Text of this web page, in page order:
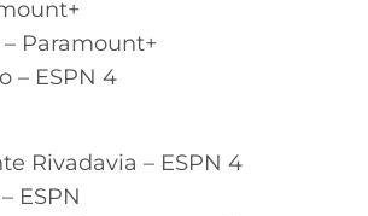
Paramount+
– ESPN 4
Rivadavia – ESPN 4
ESPN